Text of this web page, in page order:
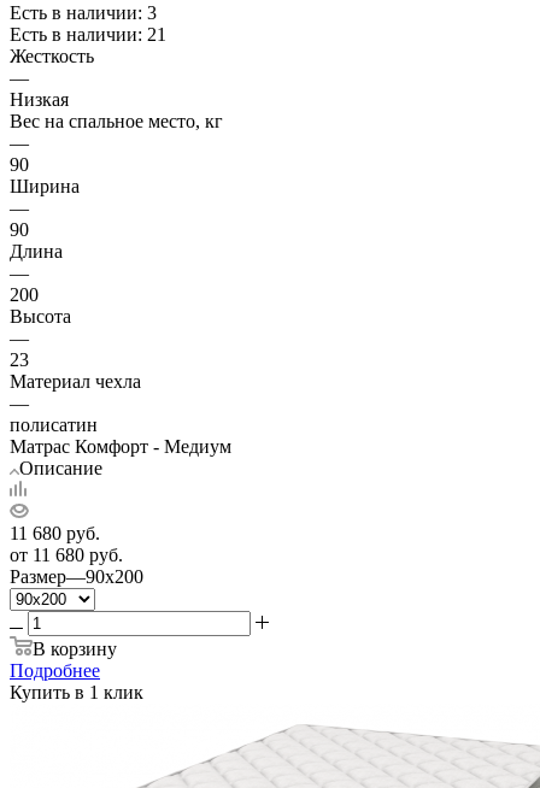
Есть в наличии: 3
Есть в наличии: 21
Жесткость
—
Низкая
Вес на спальное место, кг
—
90
Ширина
—
90
Длина
—
200
Высота
—
23
Материал чехла
—
полисатин
Матрас Комфорт - Медиум
Описание
11 680 руб.
от 11 680 руб.
Размер—90x200
В корзину
Подробнее
Купить в 1 клик